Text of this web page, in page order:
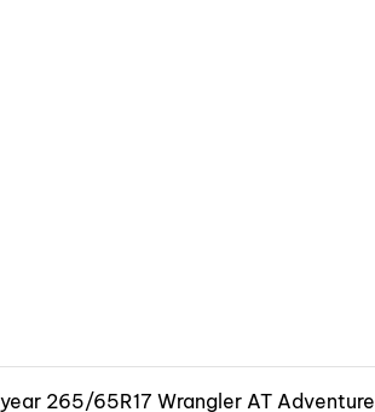
265/65R17 Wrangler AT Adventure